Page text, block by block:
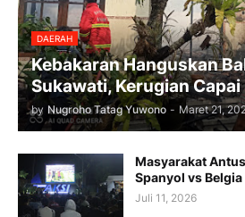
DAERAH
Kebakaran Hanguskan
Sukawati, Kerugian
by Nugroho Tatag Yuwono - Maret 21,
Masyarakat
Spanyol vs Belgia
Juli 11, 2026